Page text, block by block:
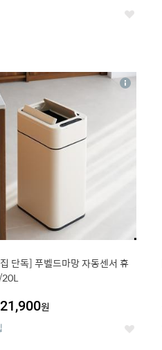
좋
단독] 푸벨드마망 자동센서 휴
21,900원
좋
상